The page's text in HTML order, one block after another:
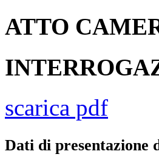
ATTO
scarica pdf
Dati di presentazione